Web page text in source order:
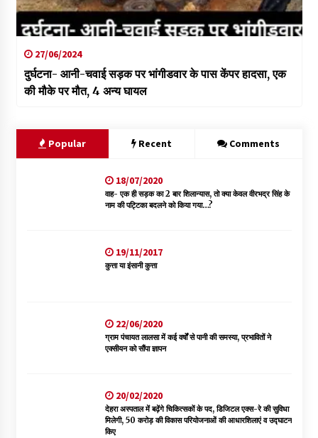
27/06/2024
दुर्घटना- आनी-चवाई सड़क पर भांगीडवार के पास केंपर हादसा, एक
की मौके पर मौत, 4 अन्य घायल
Popular Recent Comments
18/07/2020
वाह- एक ही सड़क का 2 बार शिलान्यास, तो क्या केवल वीरभद्र सिंह के
नाम की पट्टिका बदलने को किया गया…?
19/11/2017
कुत्ता या इंसानी कुत्ता
22/06/2020
ग्राम पंचायत लालसा में कई वर्षों से पानी की समस्या, प्रभावितों ने
एक्सीयन को सौंपा ज्ञापन
20/02/2020
देहरा अस्पताल में बढ़ेंगे चिकित्सकों के पद, डिजिटल एक्स-रे की सुविधा
मिलेगी, 50 करोड़ की विकास परियोजनाओं की आधारशिलाएं व उद्घाटन
किए